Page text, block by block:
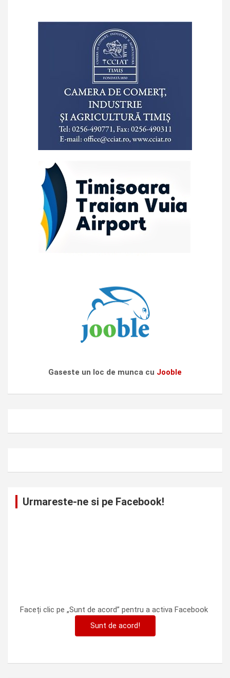
Gaseste un loc de munca cu Jooble
Urmareste-ne si pe Facebook!
Faceți clic pe „Sunt de acord” pentru a activa Facebook
Sunt de acord!